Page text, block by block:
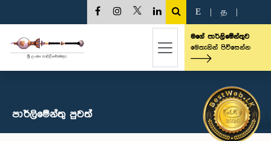
E த
මගේ පාර්ලිමේන්තුව
මෙතැනින් පිවිසෙන්න
පාර්ලි‌මේන්තු පුවත්